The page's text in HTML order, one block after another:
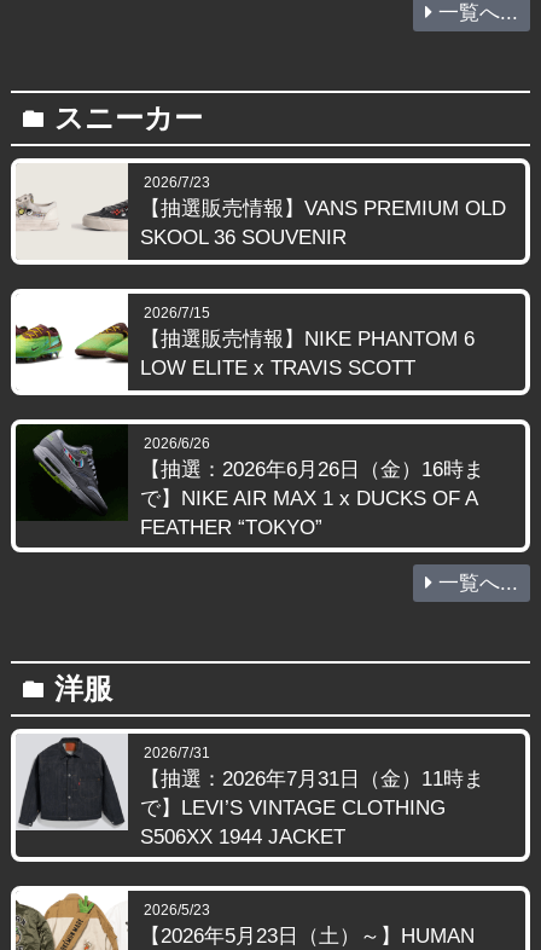
一覧へ...
folder スニーカー
2026/7/23
【抽選販売情報】VANS PREMIUM OLD
SKOOL 36 SOUVENIR
2026/7/15
【抽選販売情報】NIKE PHANTOM 6
LOW ELITE x TRAVIS SCOTT
2026/6/26
【抽選：2026年6月26日（金）16時ま
で】NIKE AIR MAX 1 x DUCKS OF A
FEATHER “TOKYO”
一覧へ...
folder 洋服
2026/7/31
【抽選：2026年7月31日（金）11時ま
で】LEVI’S VINTAGE CLOTHING
S506XX 1944 JACKET
2026/5/23
【2026年5月23日（土）～】HUMAN